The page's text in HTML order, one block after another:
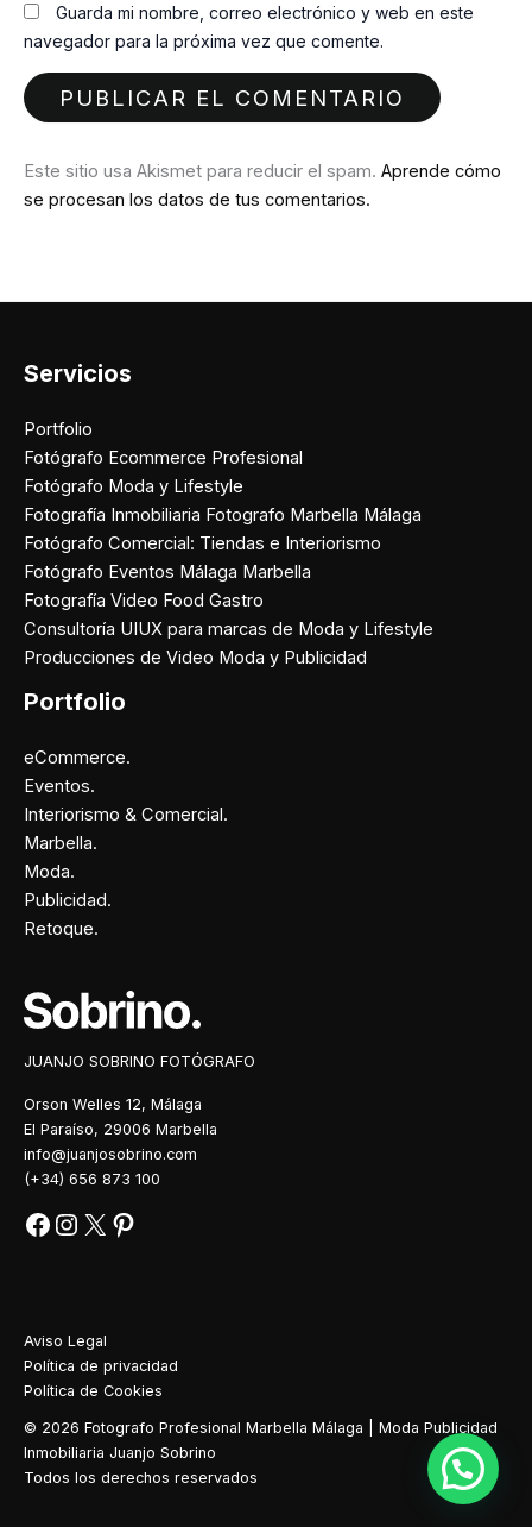
Guarda mi nombre, correo electrónico y web en este
navegador para la próxima vez que comente.
Este sitio usa Akismet para reducir el spam. Aprende cómo
se procesan los datos de tus comentarios.
Servicios
Portfolio
Fotógrafo Ecommerce Profesional
Fotógrafo Moda y Lifestyle
Fotografía Inmobiliaria Fotografo Marbella Málaga
Fotógrafo Comercial: Tiendas e Interiorismo
Fotógrafo Eventos Málaga Marbella
Fotografía Video Food Gastro
Consultoría UIUX para marcas de Moda y Lifestyle
Producciones de Video Moda y Publicidad
Portfolio
eCommerce.
Eventos.
Interiorismo & Comercial.
Marbella.
Moda.
Publicidad.
Retoque.
JUANJO SOBRINO FOTÓGRAFO
Orson Welles 12, Málaga
El Paraíso, 29006 Marbella
info@juanjosobrino.com
(+34) 656 873 100
Aviso Legal
Política de privacidad
Política de Cookies
© 2026 Fotografo Profesional Marbella Málaga | Moda Publicidad
Inmobiliaria Juanjo Sobrino
Todos los derechos reservados